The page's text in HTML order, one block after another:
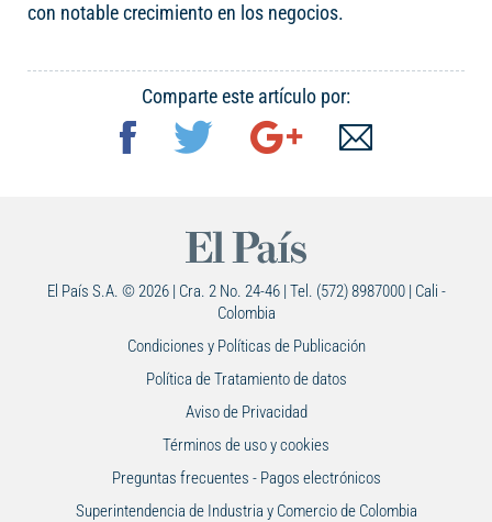
con notable crecimiento en los negocios.
Comparte este artículo por:
El País S.A. © 2026 | Cra. 2 No. 24-46 | Tel. (572) 8987000 | Cali -
Colombia
Condiciones y Políticas de Publicación
Política de Tratamiento de datos
Aviso de Privacidad
Términos de uso y cookies
Preguntas frecuentes - Pagos electrónicos
Superintendencia de Industria y Comercio de Colombia